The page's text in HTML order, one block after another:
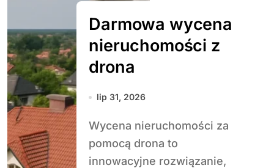
Darmowa wycena
nieruchomości z
drona
lip 31, 2026
Wycena nieruchomości za
pomocą drona to
innowacyjne rozwiązanie,